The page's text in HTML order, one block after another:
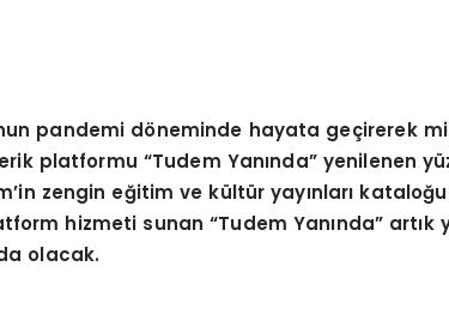
pandemi döneminde hayata geçirerek
platformu “Tudem Yanında” yenilenen
zengin eğitim ve kültür yayınları
hizmeti sunan“Tudem Yanında”
olacak.